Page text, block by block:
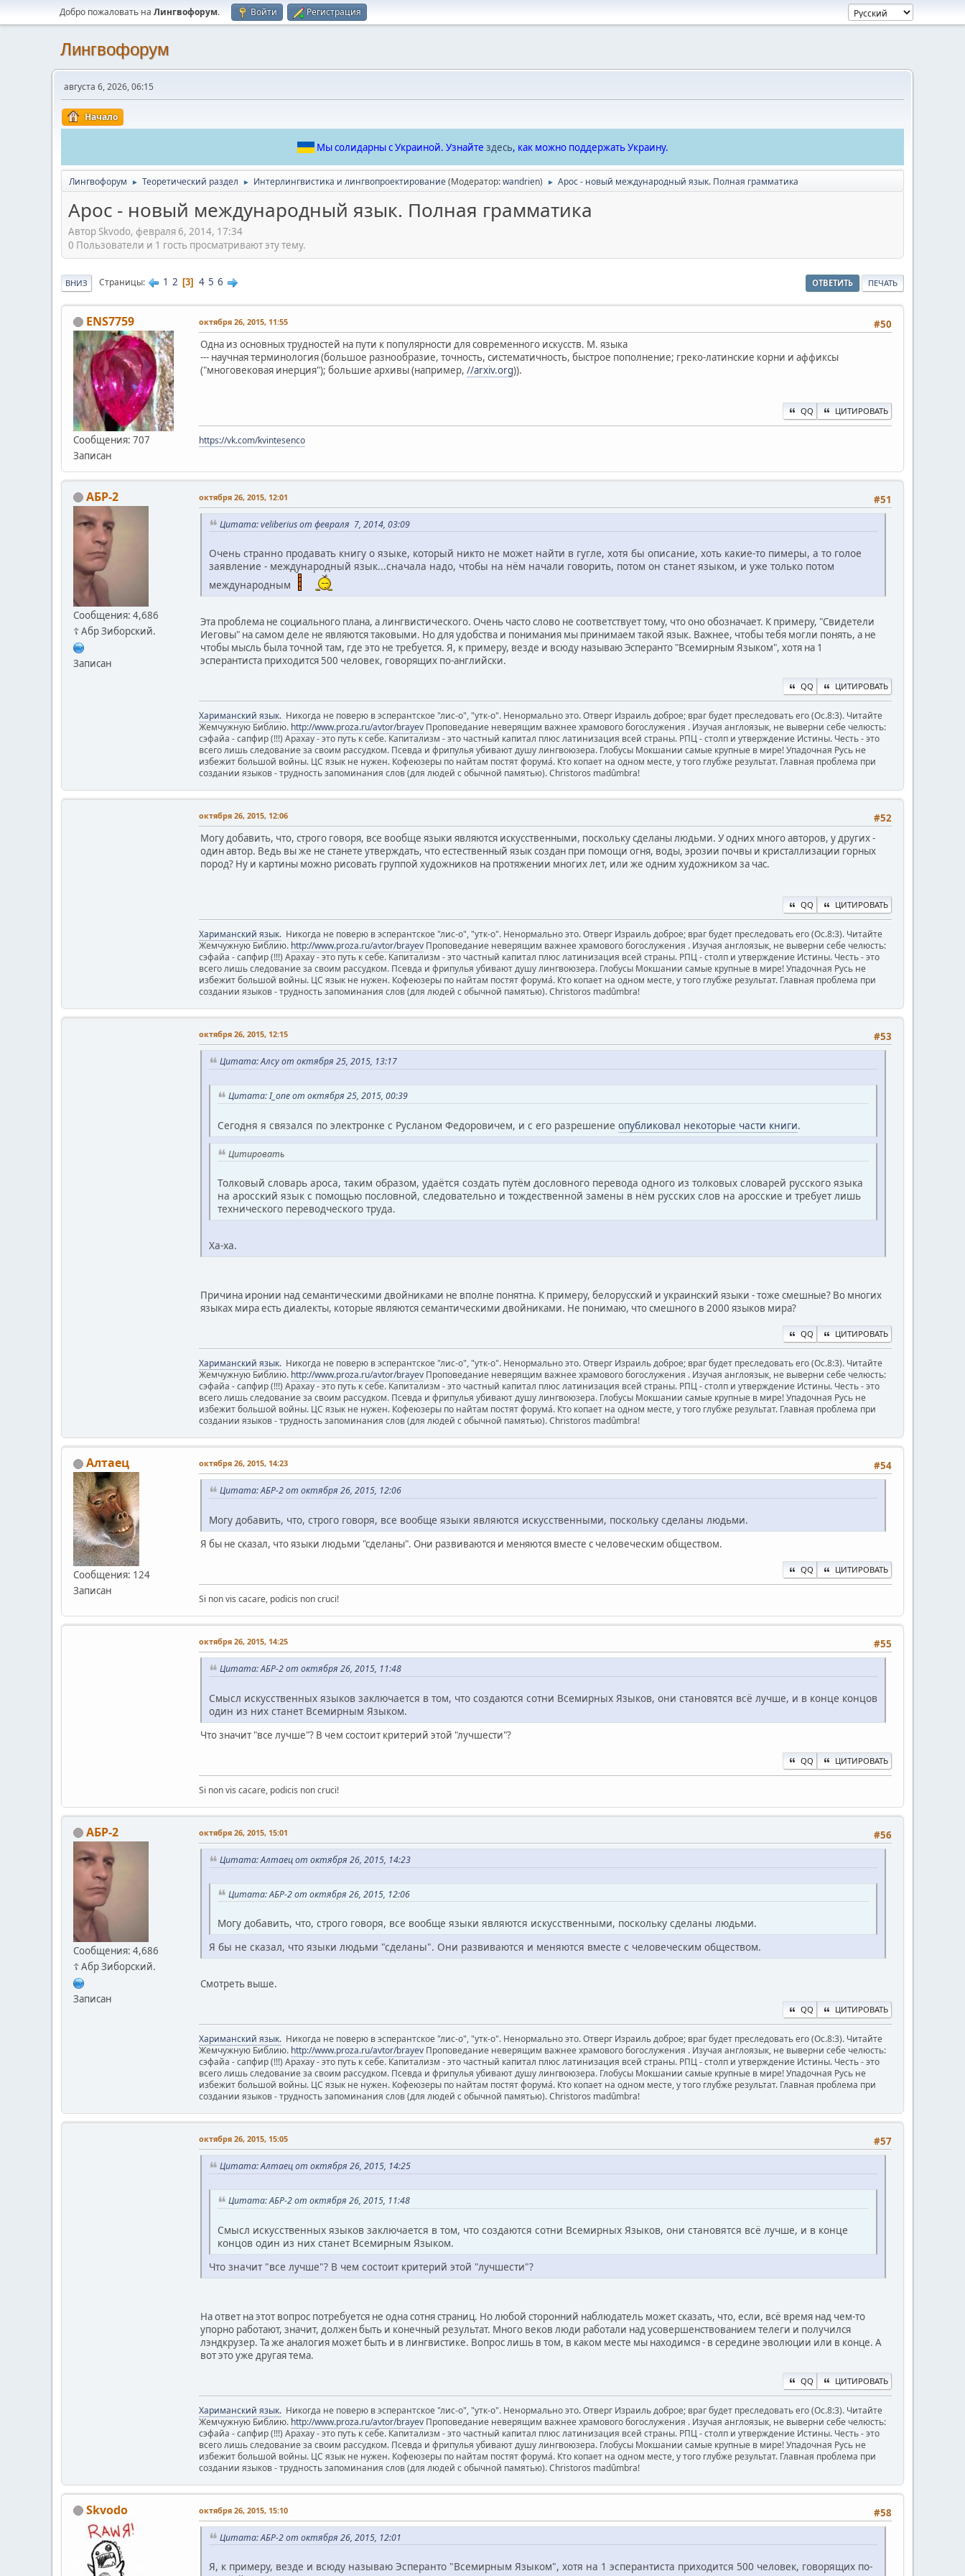
Добро пожаловать на Лингвофорум. Войти Регистрация
Лингвофорум
августа 6, 2026, 06:15
Начало
Мы солидарны с Украиной. Узнайте здесь, как можно поддержать Украину.
Лингвофорум ► Теоретический раздел ► Интерлингвистика и лингвопроектирование(Модератор:wandrien) ► Арос - новый международный язык. Полная грамматика
Арос - новый международный язык. Полная грамматика
Автор Skvodo, февраля 6, 2014, 17:34
0 Пользователи и 1 гость просматривают эту тему.
ОТВЕТИТЬ ПЕЧАТЬ
ВНИЗ Страницы 1 2 3 4 5 6
ENS7759
Сообщения: 707
Записан
#50
октября 26, 2015, 11:55
Одна из основных трудностей на пути к популярности для современного искусств. М. языка
--- научная терминология (большое разнообразие, точность, систематичность, быстрое пополнение; греко-латинские корни и аффиксы
("многовековая инерция"); большие архивы (например, //arxiv.org)).
QQ ЦИТИРОВАТЬ
https://vk.com/kvintesenco
АБР-2
Сообщения: 4,686
☦ Абр Зиборский.
Записан
#51
октября 26, 2015, 12:01
Цитата: veliberius от февраля 7, 2014, 03:09
Очень странно продавать книгу о языке, который никто не может найти в гугле, хотя бы описание, хоть какие-то пимеры, а то голое
заявление - международный язык...сначала надо, чтобы на нём начали говорить, потом он станет языком, и уже только потом
международным
Эта проблема не социального плана, а лингвистического. Очень часто слово не соответствует тому, что оно обозначает. К примеру, "Свидетели
Иеговы" на самом деле не являются таковыми. Но для удобства и понимания мы принимаем такой язык. Важнее, чтобы тебя могли понять, а не
чтобы мысль была точной там, где это не требуется. Я, к примеру, везде и всюду называю Эсперанто "Всемирным Языком", хотя на 1
эсперантиста приходится 500 человек, говорящих по-английски.
QQ ЦИТИРОВАТЬ
Хариманский язык. Никогда не поверю в эсперантское "лис-о", "утк-о". Ненормально это. Отверг Израиль доброе; враг будет преследовать его (Ос.8:3). Читайте
Жемчужную Библию. http://www.proza.ru/avtor/brayev Проповедание неверящим важнее храмового богослужения . Изучая англоязык, не выверни себе челюсть:
сэфайа - сапфир (!!!) Арахау - это путь к себе. Капитализм - это частный капитал плюс латинизация всей страны. РПЦ - столп и утверждение Истины. Честь - это
всего лишь следование за своим рассудком. Псевда и фрипулья убивают душу лингвоюзера. Глобусы Мокшании самые крупные в мире! Упадочная Русь не
избежит большой войны. ЦС язык не нужен. Кофеюзеры по найтам постят форума́. Кто копает на одном месте, у того глубже результат. Главная проблема при
создании языков - трудность запоминания слов (для людей с обычной памятью). Christoros madûmbra!
#52
октября 26, 2015, 12:06
Могу добавить, что, строго говоря, все вообще языки являются искусственными, поскольку сделаны людьми. У одних много авторов, у других -
один автор. Ведь вы же не станете утверждать, что естественный язык создан при помощи огня, воды, эрозии почвы и кристаллизации горных
пород? Ну и картины можно рисовать группой художников на протяжении многих лет, или же одним художником за час.
QQ ЦИТИРОВАТЬ
Хариманский язык. Никогда не поверю в эсперантское "лис-о", "утк-о". Ненормально это. Отверг Израиль доброе; враг будет преследовать его (Ос.8:3). Читайте
Жемчужную Библию. http://www.proza.ru/avtor/brayev Проповедание неверящим важнее храмового богослужения . Изучая англоязык, не выверни себе челюсть:
сэфайа - сапфир (!!!) Арахау - это путь к себе. Капитализм - это частный капитал плюс латинизация всей страны. РПЦ - столп и утверждение Истины. Честь - это
всего лишь следование за своим рассудком. Псевда и фрипулья убивают душу лингвоюзера. Глобусы Мокшании самые крупные в мире! Упадочная Русь не
избежит большой войны. ЦС язык не нужен. Кофеюзеры по найтам постят форума́. Кто копает на одном месте, у того глубже результат. Главная проблема при
создании языков - трудность запоминания слов (для людей с обычной памятью). Christoros madûmbra!
#53
октября 26, 2015, 12:15
Цитата: Алcy от октября 25, 2015, 13:17
Цитата: I_one от октября 25, 2015, 00:39
Сегодня я связался по электронке с Русланом Федоровичем, и с его разрешение опубликовал некоторые части книги.
Цитировать
Толковый словарь ароса, таким образом, удаётся создать путём дословного перевода одного из толковых словарей русского языка
на аросский язык с помощью пословной, следовательно и тождественной замены в нём русских слов на аросские и требует лишь
технического переводческого труда.
Ха-ха.
Причина иронии над семантическими двойниками не вполне понятна. К примеру, белорусский и украинский языки - тоже смешные? Во многих
языках мира есть диалекты, которые являются семантическими двойниками. Не понимаю, что смешного в 2000 языков мира?
QQ ЦИТИРОВАТЬ
Хариманский язык. Никогда не поверю в эсперантское "лис-о", "утк-о". Ненормально это. Отверг Израиль доброе; враг будет преследовать его (Ос.8:3). Читайте
Жемчужную Библию. http://www.proza.ru/avtor/brayev Проповедание неверящим важнее храмового богослужения . Изучая англоязык, не выверни себе челюсть:
сэфайа - сапфир (!!!) Арахау - это путь к себе. Капитализм - это частный капитал плюс латинизация всей страны. РПЦ - столп и утверждение Истины. Честь - это
всего лишь следование за своим рассудком. Псевда и фрипулья убивают душу лингвоюзера. Глобусы Мокшании самые крупные в мире! Упадочная Русь не
избежит большой войны. ЦС язык не нужен. Кофеюзеры по найтам постят форума́. Кто копает на одном месте, у того глубже результат. Главная проблема при
создании языков - трудность запоминания слов (для людей с обычной памятью). Christoros madûmbra!
Алтаец
Сообщения: 124
Записан
#54
октября 26, 2015, 14:23
Цитата: АБР-2 от октября 26, 2015, 12:06
Могу добавить, что, строго говоря, все вообще языки являются искусственными, поскольку сделаны людьми.
Я бы не сказал, что языки людьми "сделаны". Они развиваются и меняются вместе с человеческим обществом.
QQ ЦИТИРОВАТЬ
Si non vis cacare, podicis non cruci!
#55
октября 26, 2015, 14:25
Цитата: АБР-2 от октября 26, 2015, 11:48
Смысл искусственных языков заключается в том, что создаются сотни Всемирных Языков, они становятся всё лучше, и в конце концов
один из них станет Всемирным Языком.
Что значит "все лучше"? В чем состоит критерий этой "лучшести"?
QQ ЦИТИРОВАТЬ
Si non vis cacare, podicis non cruci!
АБР-2
Сообщения: 4,686
☦ Абр Зиборский.
Записан
#56
октября 26, 2015, 15:01
Цитата: Алтаец от октября 26, 2015, 14:23
Цитата: АБР-2 от октября 26, 2015, 12:06
Могу добавить, что, строго говоря, все вообще языки являются искусственными, поскольку сделаны людьми.
Я бы не сказал, что языки людьми "сделаны". Они развиваются и меняются вместе с человеческим обществом.
Смотреть выше.
QQ ЦИТИРОВАТЬ
Хариманский язык. Никогда не поверю в эсперантское "лис-о", "утк-о". Ненормально это. Отверг Израиль доброе; враг будет преследовать его (Ос.8:3). Читайте
Жемчужную Библию. http://www.proza.ru/avtor/brayev Проповедание неверящим важнее храмового богослужения . Изучая англоязык, не выверни себе челюсть:
сэфайа - сапфир (!!!) Арахау - это путь к себе. Капитализм - это частный капитал плюс латинизация всей страны. РПЦ - столп и утверждение Истины. Честь - это
всего лишь следование за своим рассудком. Псевда и фрипулья убивают душу лингвоюзера. Глобусы Мокшании самые крупные в мире! Упадочная Русь не
избежит большой войны. ЦС язык не нужен. Кофеюзеры по найтам постят форума́. Кто копает на одном месте, у того глубже результат. Главная проблема при
создании языков - трудность запоминания слов (для людей с обычной памятью). Christoros madûmbra!
#57
октября 26, 2015, 15:05
Цитата: Алтаец от октября 26, 2015, 14:25
Цитата: АБР-2 от октября 26, 2015, 11:48
Смысл искусственных языков заключается в том, что создаются сотни Всемирных Языков, они становятся всё лучше, и в конце
концов один из них станет Всемирным Языком.
Что значит "все лучше"? В чем состоит критерий этой "лучшести"?
На ответ на этот вопрос потребуется не одна сотня страниц. Но любой сторонний наблюдатель может сказать, что, если, всё время над чем-то
упорно работают, значит, должен быть и конечный результат. Много веков люди работали над усовершенствованием телеги и получился
лэндкрузер. Та же аналогия может быть и в лингвистике. Вопрос лишь в том, в каком месте мы находимся - в середине эволюции или в конце. А
вот это уже другая тема.
QQ ЦИТИРОВАТЬ
Хариманский язык. Никогда не поверю в эсперантское "лис-о", "утк-о". Ненормально это. Отверг Израиль доброе; враг будет преследовать его (Ос.8:3). Читайте
Жемчужную Библию. http://www.proza.ru/avtor/brayev Проповедание неверящим важнее храмового богослужения . Изучая англоязык, не выверни себе челюсть:
сэфайа - сапфир (!!!) Арахау - это путь к себе. Капитализм - это частный капитал плюс латинизация всей страны. РПЦ - столп и утверждение Истины. Честь - это
всего лишь следование за своим рассудком. Псевда и фрипулья убивают душу лингвоюзера. Глобусы Мокшании самые крупные в мире! Упадочная Русь не
избежит большой войны. ЦС язык не нужен. Кофеюзеры по найтам постят форума́. Кто копает на одном месте, у того глубже результат. Главная проблема при
создании языков - трудность запоминания слов (для людей с обычной памятью). Christoros madûmbra!
Skvodo #58
октября 26, 2015, 15:10
Цитата: АБР-2 от октября 26, 2015, 12:01
Я, к примеру, везде и всюду называю Эсперанто "Всемирным Языком", хотя на 1 эсперантиста приходится 500 человек, говорящих по-